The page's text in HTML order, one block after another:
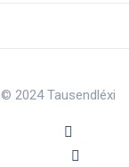
© 2024 Tausendléxi